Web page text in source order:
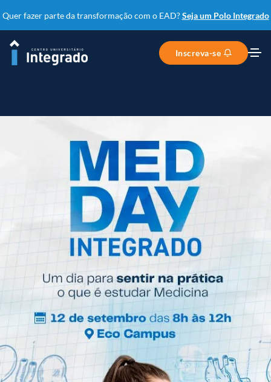
Quer fazer parte da transformação com o EAD?Seja um Polo Integrado
Inscreva-se